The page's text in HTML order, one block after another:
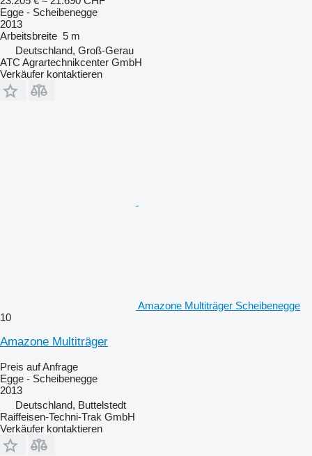
Egge - Scheibenegge
2013
Arbeitsbreite 5 m
Deutschland, Groß-Gerau
ATC Agrartechnikcenter GmbH
Verkäufer kontaktieren
Amazone Multiträger Scheibenegge
10
Amazone Multiträger
Preis auf Anfrage
Egge - Scheibenegge
2013
Deutschland, Buttelstedt
Raiffeisen-Techni-Trak GmbH
Verkäufer kontaktieren